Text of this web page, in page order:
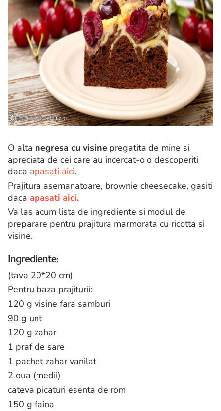
O alta negresa cu visine pregatita de mine si
apreciata de cei care au incercat-o o descoperiti
daca apasati aici.
Prajitura asemanatoare, brownie cheesecake, gasiti
daca apasati aici.
Va las acum lista de ingrediente si modul de
preparare pentru prajitura marmorata cu ricotta si
visine.
Ingrediente:
(tava 20*20 cm)
Pentru baza prajiturii:
120 g visine fara samburi
90 g unt
120 g zahar
1 praf de sare
1 pachet zahar vanilat
2 oua (medii)
cateva picaturi esenta de rom
150 g faina